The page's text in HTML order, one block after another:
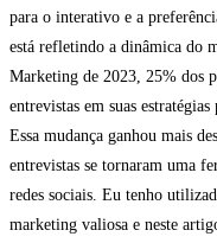
para o interativo e a
está refletindo a dinâmica do
Marketing de 2023, 25% dos
entrevistas em suas
Essa mudança ganhou mais
entrevistas se tornaram uma
redes sociais. Eu tenho
marketing valiosa e neste